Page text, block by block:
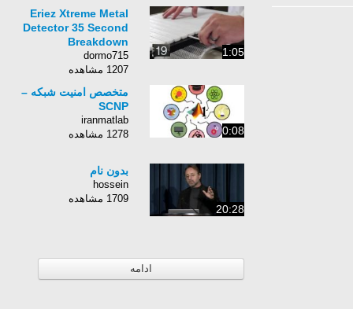
1:05
Eriez Xtreme Metal
Detector 35 Second
Breakdown
dormo715
1207 مشاهده
0:08
متخصص امنیت شبکه –
SCNP
iranmatlab
1278 مشاهده
20:28
بدون نام
hossein
1709 مشاهده
ادامه